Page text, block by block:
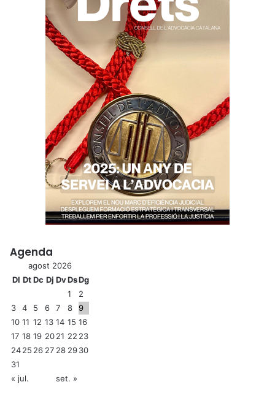
r
a
t
Agenda
agost 2026
Dl DtDc Dj DvDsDg
1
2
3
4 5 6 7 8
9
10 11 12 13 14 15 16
17 18 19 2021 22 23
2425 26 27 28 2930
31
« jul.
set. »